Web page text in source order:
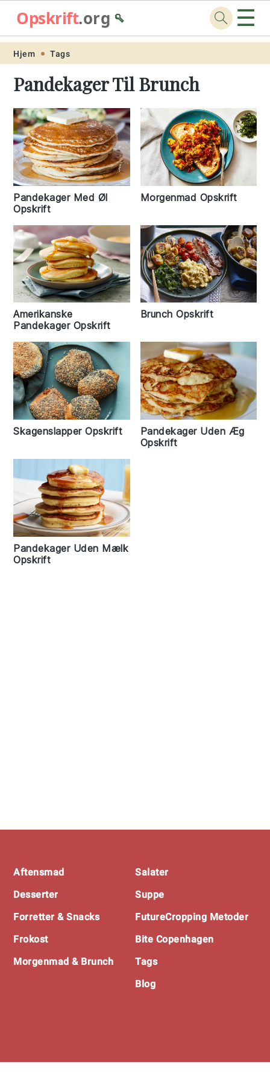
Skip
primary
navigation
Skip
main
content
Skip
primary
sidebar
Skip
footer
Opskrift.org🥄 ☰
Hjem Tags
Pandekager Til Brunch
Pandekager Med Øl
Opskrift
Morgenmad Opskrift
Amerikanske
Pandekager Opskrift
Brunch Opskrift
Skagenslapper Opskrift
Pandekager Uden Æg
Opskrift
Pandekager Uden Mælk
Opskrift
Footer
Aftensmad
Desserter
Forretter & Snacks
Frokost
Morgenmad & Brunch
Salater
Suppe
FutureCropping Metoder
Bite Copenhagen
Tags
Blog